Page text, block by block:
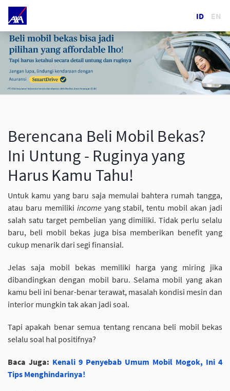
ID EN
Berencana Beli Mobil Bekas?
Ini Untung - Ruginya yang
Harus Kamu Tahu!
Untuk kamu yang baru saja memulai bahtera rumah tangga,
atau baru memiliki incomeyang stabil, tentu mobil akan jadi
salah satu target pembelian yang dimiliki. Tidak perlu selalu
baru, beli mobil bekas juga bisa memberikan benefit yang
cukup menarik dari segi finansial.
Jelas saja mobil bekas memiliki harga yang miring jika
dibandingkan dengan mobil baru. Selama mobil yang akan
kamu beli ini benar-benar terawat, masalah kondisi mesin dan
interior mungkin tak akan jadi soal.
Tapi apakah benar semua tentang rencana beli mobil bekas
selalu soal hal positifnya?
Baca Juga: Kenali 9 Penyebab Umum Mobil Mogok, Ini 4
Tips Menghindarinya!